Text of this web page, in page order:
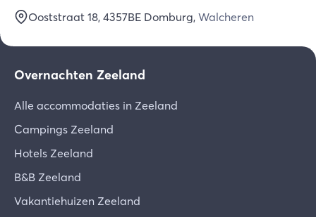
Ooststraat 18, 4357BE Domburg, Walcheren
Overnachten Zeeland
Alle accommodaties in Zeeland
Campings Zeeland
Hotels Zeeland
B&B Zeeland
Vakantiehuizen Zeeland